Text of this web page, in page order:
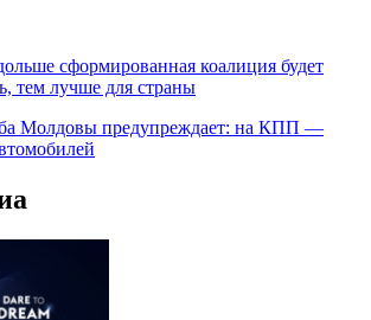
сформированная коалиция будет
тем лучше для страны
Молдовы предупреждает: на КПП —